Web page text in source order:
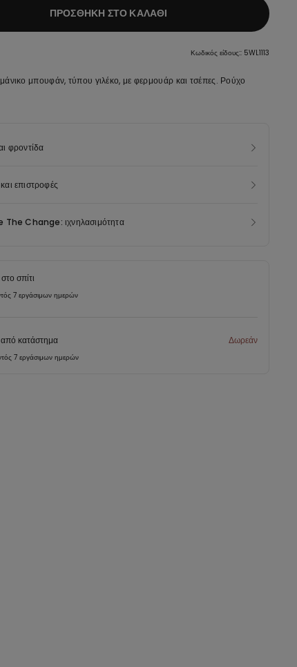
ΠΡΟΣΘΉΚΗ ΣΤΟ ΚΑΛΆΘΙ
Κωδικός είδους:: 5WL1113
μπουφάν, τύπου γιλέκο, με φερμουάρ και τσέπες. Ρούχο
φροντίδα
επιστροφές
Change: ιχνηλασιμότητα
σπίτι
7 εργάσιμων ημερών
κατάστημα Δωρεάν
7 εργάσιμων ημερών